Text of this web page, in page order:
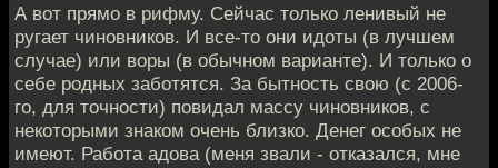
А вот прямо в рифму. Сейчас только ленивый не
ругает чиновников. И все-то они идоты (в лучшем
случае) или воры (в обычном варианте). И только о
себе родных заботятся. За бытность свою (с 2006-
го, для точности) повидал массу чиновников, с
некоторыми знаком очень близко. Денег особых не
имеют. Работа адова (меня звали - отказался, мне